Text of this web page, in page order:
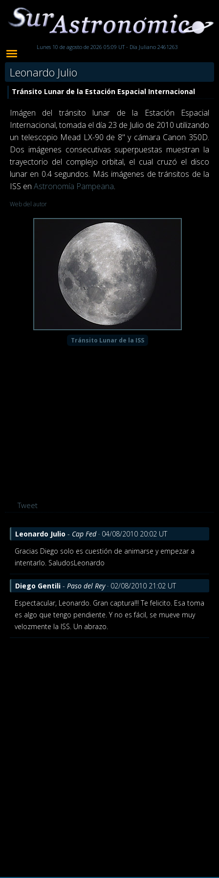
Lunes 10 de agosto de 2026 05:09 UT - Día Juliano 2461263
Leonardo Julio
Tránsito Lunar de la Estación Espacial Internacional
Imágen del tránsito lunar de la Estación Espacial
Internacional, tomada el día 23 de Julio de 2010 utilizando
un telescopio Mead LX-90 de 8" y cámara Canon 350D.
Dos imágenes consecutivas superpuestas muestran la
trayectorio del complejo orbital, el cual cruzó el disco
lunar en 0.4 segundos. Más imágenes de tránsitos de la
ISS en Astronomía Pampeana.
Web del autor
Tránsito Lunar de la ISS
Tweet
Leonardo Julio - Cap Fed· 04/08/2010 20:02 UT
Gracias Diego solo es cuestión de animarse y empezar a
intentarlo. SaludosLeonardo
Diego Gentili - Paso del Rey· 02/08/2010 21:02 UT
Espectacular, Leonardo. Gran captura!!! Te felicito. Esa toma
es algo que tengo pendiente. Y no es fácil, se mueve muy
velozmente la ISS. Un abrazo.